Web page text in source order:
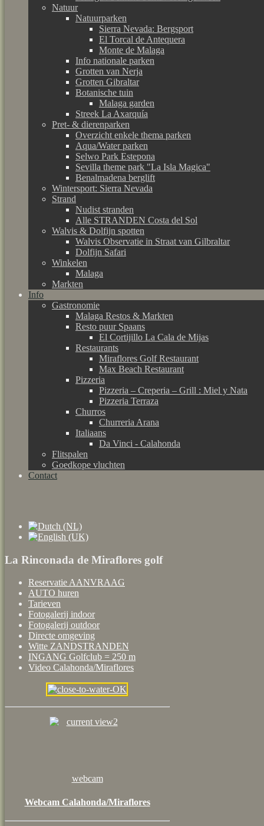
Natuur
Natuurparken
Sierra Nevada: Bergsport
El Torcal de Antequera
Monte de Malaga
Info nationale parken
Grotten van Nerja
Grotten Gibraltar
Botanische tuin
Malaga garden
Streek La Axarquía
Pret- & dierenparken
Overzicht enkele thema parken
Aqua/Water parken
Selwo Park Estepona
Sevilla theme park "La Isla Magica"
Benalmadena berglift
Wintersport: Sierra Nevada
Strand
Nudist stranden
Alle STRANDEN Costa del Sol
Walvis & Dolfijn spotten
Walvis Observatie in Straat van Gilbraltar
Dolfijn Safari
Winkelen
Malaga
Markten
Info
Gastronomie
Malaga Restos & Markten
Resto puur Spaans
El Cortijillo La Cala de Mijas
Restaurants
Miraflores Golf Restaurant
Max Beach Restaurant
Pizzeria
Pizzeria – Creperia – Grill : Miel y Nata
Pizzeria Terraza
Churros
Churreria Arana
Italiaans
Da Vinci - Calahonda
Flitspalen
Goedkope vluchten
Contact
La Rinconada de Miraflores golf
Reservatie AANVRAAG
AUTO huren
Tarieven
Fotogalerij indoor
Fotogalerij outdoor
Directe omgeving
Witte ZANDSTRANDEN
INGANG Golfclub = 250 m
Video Calahonda/Miraflores
webcam
Webcam Calahonda/Miraflores